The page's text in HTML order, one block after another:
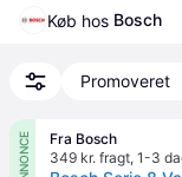
Køb hos Bosch
Promoveret
ANNONCE
Fra Bosch
349 kr. fragt, 1-3